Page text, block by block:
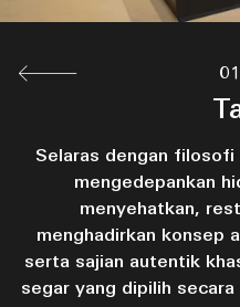
Selaras dengan
mengedepankan
menyehatkan,
menghadirkan konsep
serta sajian autentik
segar yang dipilih
Tall
Tall Trees Restaurant
bakar kayu dengan
menghadap ke hutan
kami di Ubud
dengan cermat
Nikmati koktail racikan
Bar, destinasi koktail
dekat jendela dengan
yang memukau
01